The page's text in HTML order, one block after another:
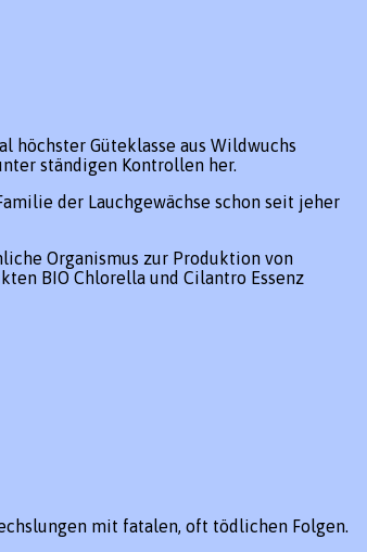
höchster Güteklasse aus Wildwuchs
ständigen Kontrollen her.
der Lauchgewächse schon seit jeher
Organismus zur Produktion von
BIO Chlorella und Cilantro Essenz
mit fatalen, oft tödlichen Folgen.